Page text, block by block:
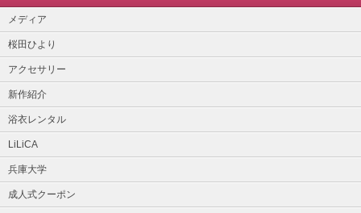
メディア
桜田ひより
アクセサリー
新作紹介
浴衣レンタル
LiLiCA
兵庫大学
成人式クーポン